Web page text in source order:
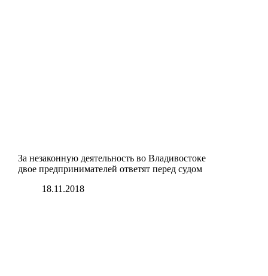
За незаконную деятельность во Владивостоке
двое предпринимателей ответят перед судом
18.11.2018